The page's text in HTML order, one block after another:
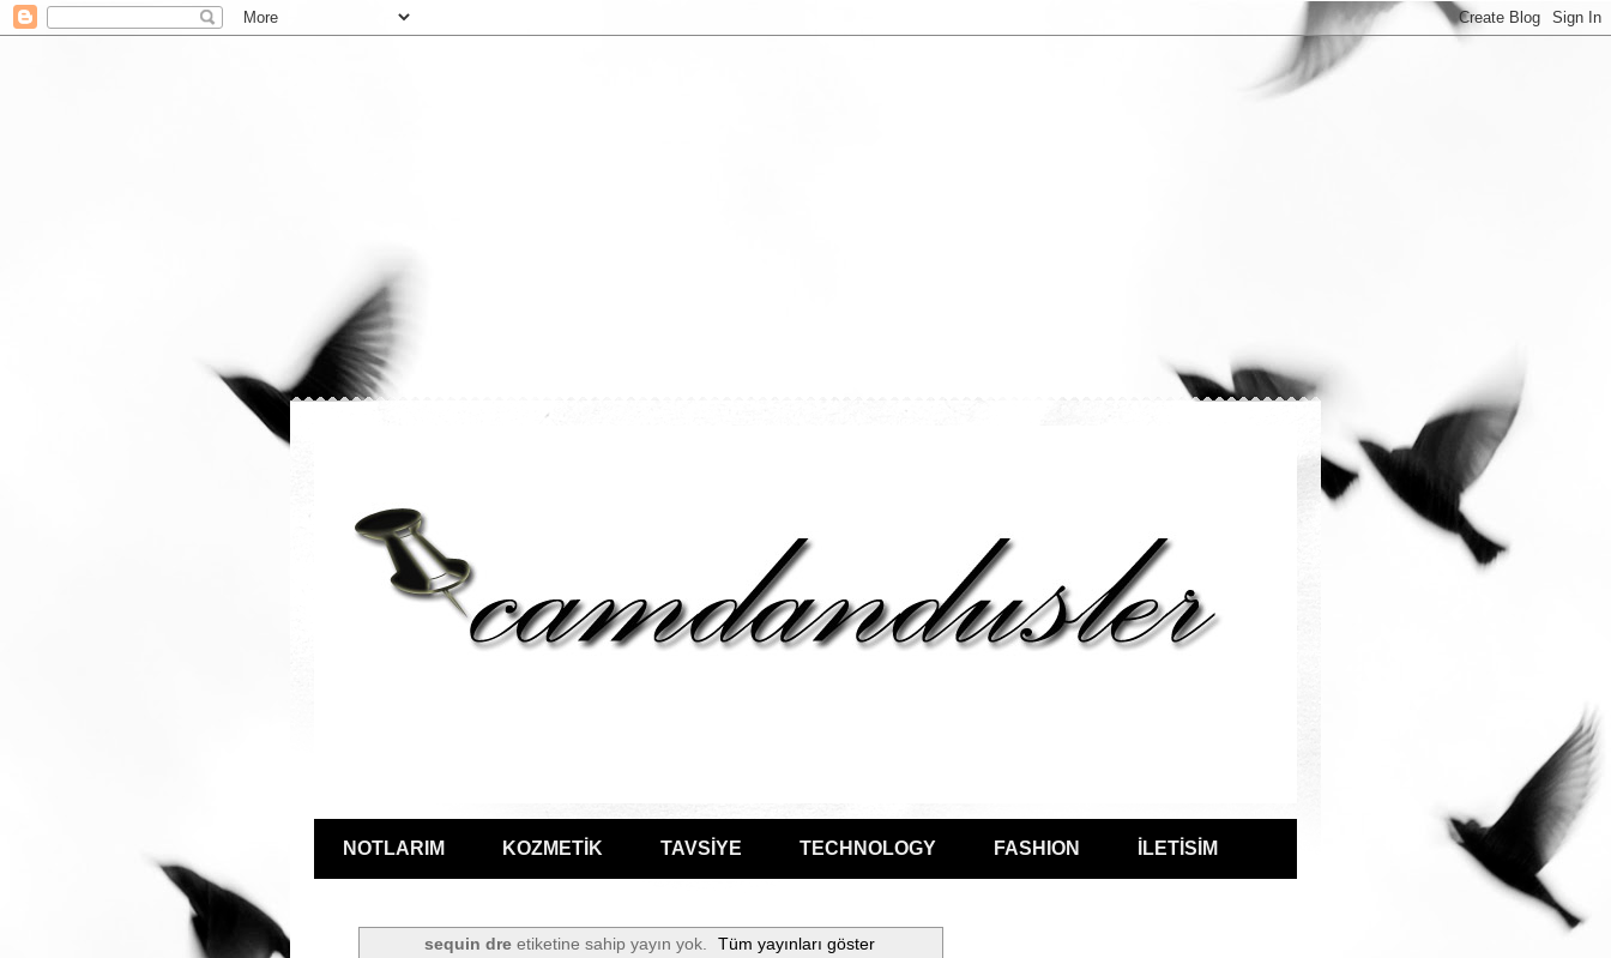
NOTLARIM KOZMETİK TAVSİYE TECHNOLOGY FASHION İLETİSİM
sequin dreetiketine sahip yayın yok. Tüm yayınları göster